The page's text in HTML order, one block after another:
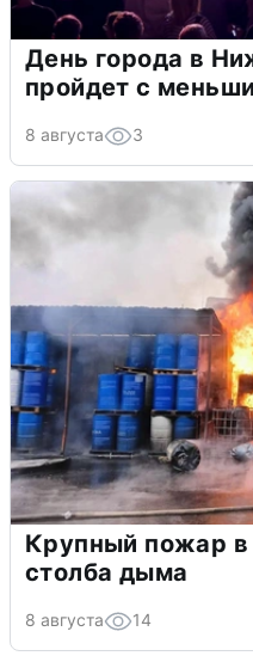
День города в
пройдет с
8 августа 3
Крупный пожар
столба дыма
8 августа 14